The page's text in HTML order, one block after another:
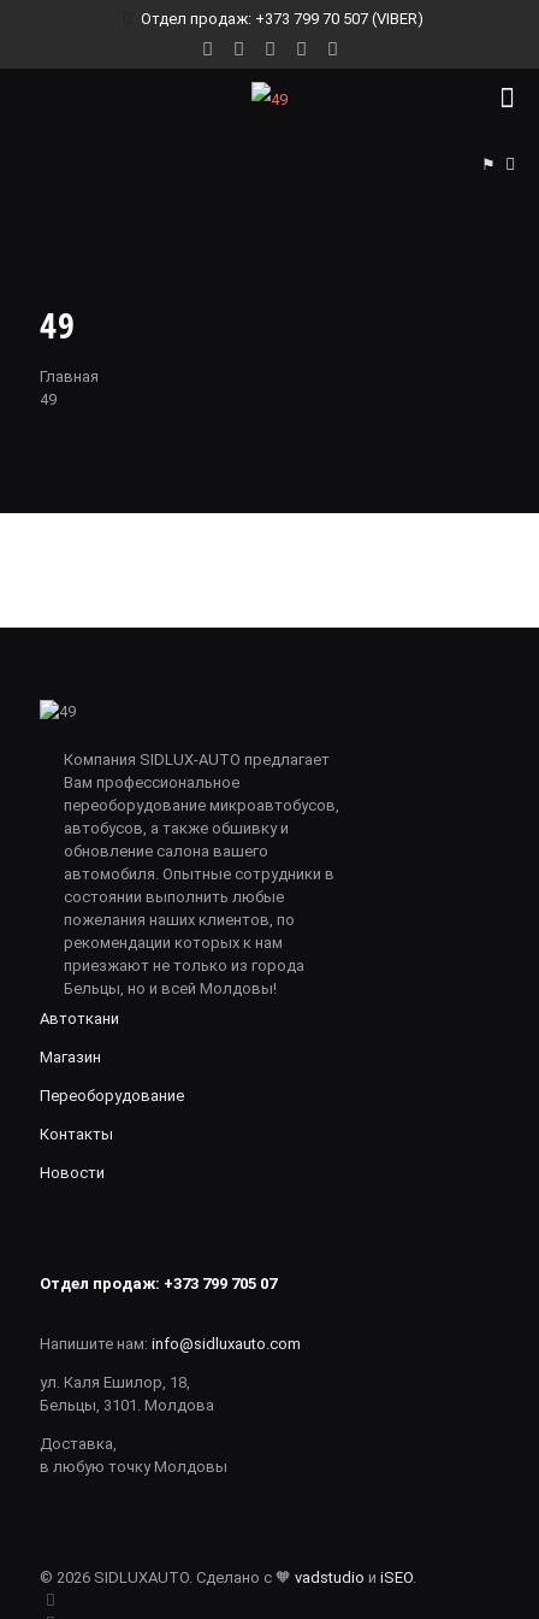
Отдел продаж: +373 799 70 507 (VIBER)
⚑
49
Главная
49
Компания SIDLUX-AUTO предлагает
Вам профессиональное
переоборудование микроавтобусов,
автобусов, а также обшивку и
обновление салона вашего
автомобиля. Опытные сотрудники в
состоянии выполнить любые
пожелания наших клиентов, по
рекомендации которых к нам
приезжают не только из города
Бельцы, но и всей Молдовы!
Автоткани
Магазин
Переоборудование
Контакты
Новости
Отдел продаж: +373 799 705 07
Напишите нам: info@sidluxauto.com
ул. Каля Ешилор, 18,
Бельцы, 3101. Молдова
Доставка,
в любую точку Молдовы
© 2026 SIDLUXAUTO. Сделано с 🧡 vadstudio и iSEO